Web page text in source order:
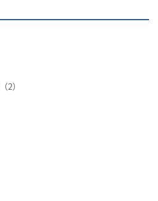
（2）